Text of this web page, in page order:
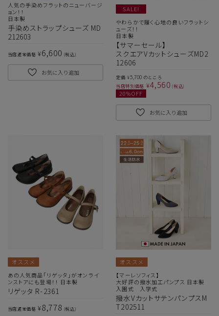
人気の手染めフラットのニューバージ
ョン！！
日本製
手染めストラップシューズ MD
212603
当店通常価格 ¥6,600 税込
お気に入り追加
SALE!
やわらかで履く心地の良いフラットシ
ューズ！！
日本製
【サマーセール】
スクエアVカットシューズMD2
12606
定価 ¥5,700 のところ
当店特別価格 ¥4,560 税込
20%OFF
お気に入り追加
オススメ
あの人気商品「リゲッタ」がオンライ
ンストアにも登場！！ 日本製
リゲッタ R-2361
当店通常価格 ¥8,778 税込
オススメ
【マーレソフィス】
大好評の撥水加工パンプス 日本製
入園式 入学式
撥水VカットサテンパンプスM
T202511